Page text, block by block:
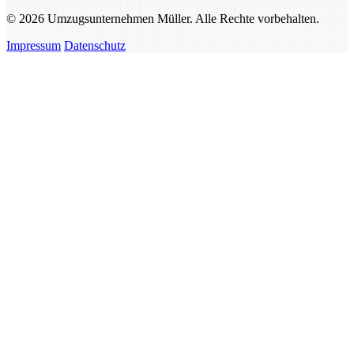
© 2026 Umzugsunternehmen Müller. Alle Rechte vorbehalten.
Impressum Datenschutz